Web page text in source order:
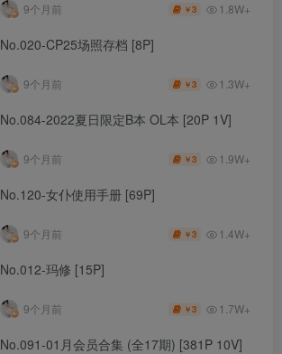
9个月前 ￥3 1.8W+
No.020-CP25场照存档 [8P]
9个月前 ￥3 1.3W+
No.084-2022夏日限定B本 OL本 [20P 1V]
9个月前 ￥3 1.9W+
No.120-女仆使用手册 [69P]
9个月前 ￥3 1.4W+
No.012-玛修 [15P]
9个月前 ￥3 1.7W+
No.091-01月会员合集 (全17期) [381P 10V]